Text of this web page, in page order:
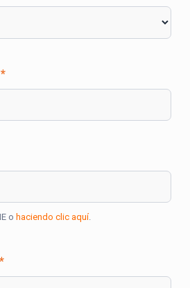
*
o haciendo clic aquí.
*